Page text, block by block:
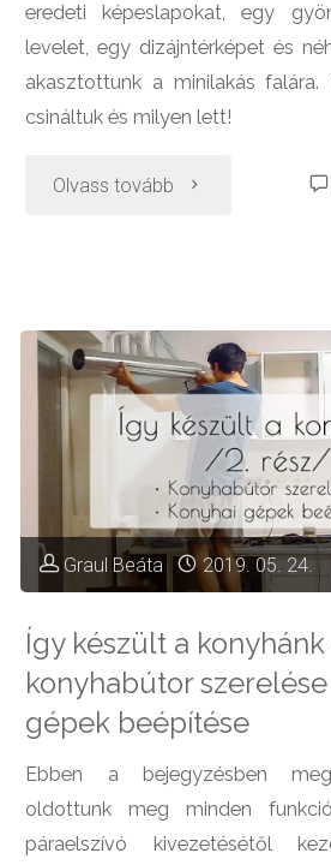
eredeti képeslapokat, egy
levelet, egy dizájntérképet és
akasztottunk a minilakás
csináltuk és milyen lett!
Olvass tovább "Így
galériafal"
Graul Beáta 2019. 05. 24.
Így készült a konyhánk
konyhabútor
gépek beépítése
Ebben a bejegyzésben
oldottunk meg minden
páraelszívó kivezetésétől